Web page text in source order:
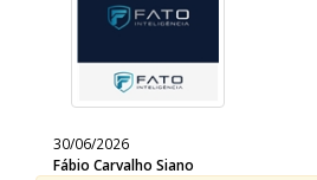
30/06/2026
Fábio Carvalho Siano